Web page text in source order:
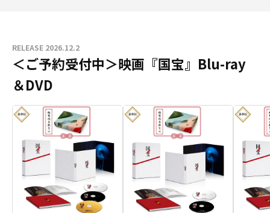
RELEASE 2026.12.2
＜ご予約受付中＞映画『国宝』Blu-ray
＆DVD